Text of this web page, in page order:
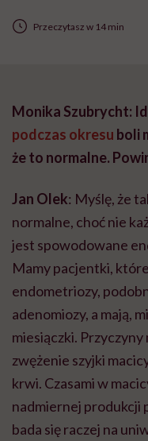
Przeczytasz w 14 min
Monika Szubrycht:
podczas okresu boli
że to normalne.
Jan Olek: Myślę, że
normalne, choć nie
jest spowodowane
Mamy pacjentki,
endometriozy,
adenomiozy, a mają,
miesiączki. Przyczyny
zwężenie szyjki
krwi. Czasami w
nadmiernej produkcji
bada się raczej na